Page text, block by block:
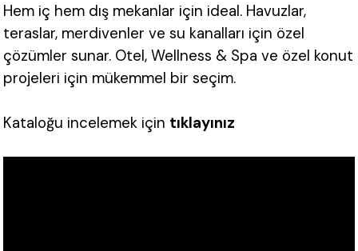
Hem iç hem dış mekanlar için ideal. Havuzlar,
teraslar, merdivenler ve su kanalları için özel
çözümler sunar. Otel, Wellness & Spa ve özel konut
projeleri için mükemmel bir seçim.
Kataloğu incelemek için tıklayınız